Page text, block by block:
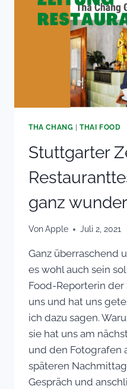
NEUEN
LIFT
THA CHANG |THAI FOOD
Stuttgarter
ganz
VonApple Juli 2, 2021
Ganz überraschend
es wohl auch sein
Food-Reporterin
uns und hat uns
ich dazu sagen.
sie hat uns am
und den Fotografen
späteren
Gespräch und